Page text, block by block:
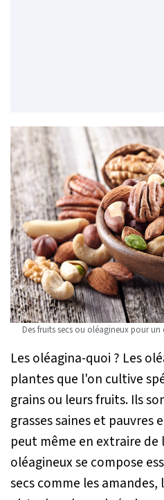
Des fruits secs ou oléagineux pour
Les oléagina-quoi ? Les
plantes que l'on cultive
grains ou leurs fruits. Ils
grasses saines et pauvres
peut même en extraire de
oléagineux se compose
secs comme les